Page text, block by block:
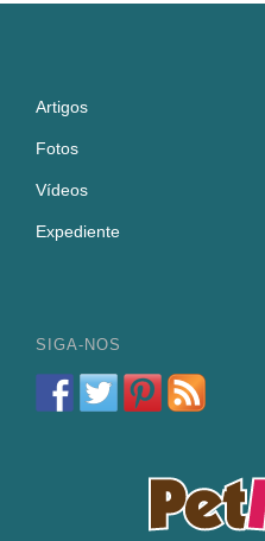
Artigos
Fotos
Vídeos
Expediente
SIGA-NOS